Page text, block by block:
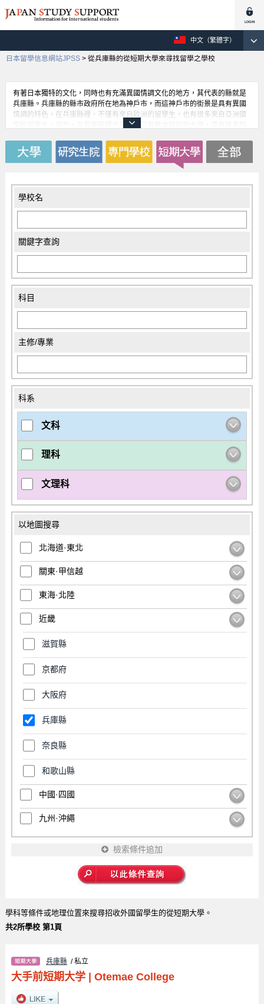
中文（繁體字）
日本留學信息網站JPSS > 從兵庫縣的從短期大學來尋找留學之學校
有著日本獨特的文化，同時也有充滿異國情調文化的地方，其代表的縣就是
兵庫縣。兵庫縣的縣市政府所在地為神戶市，而這神戶市的街景是具有異國
情調的特色。在兵庫縣裡，不僅有來自歐洲的留學生，也有很多來自亞洲國
家的留學生。另外，在兵庫縣裡也不僅僅只有男女同校的大學，還有許多的
求來選擇。雖然住在日本，但又可以同時身在有異國氣息的環境中；對於留
學生而言，可以說是一舉兩得。
學校名
關鍵字查詢
科目
主修/專業
科系
文科
理科
文理科
以地圖搜尋
北海道·東北
關東·甲信越
東海·北陸
近畿
滋賀縣
京都府
大阪府
兵庫縣
奈良縣
和歌山縣
中國·四國
九州·沖繩
檢索條件追加
學科等條件或地理位置來搜尋招收外國留學生的從短期大學。
共2所學校 第1頁
兵庫縣 / 私立
大手前短期大学| Otemae College